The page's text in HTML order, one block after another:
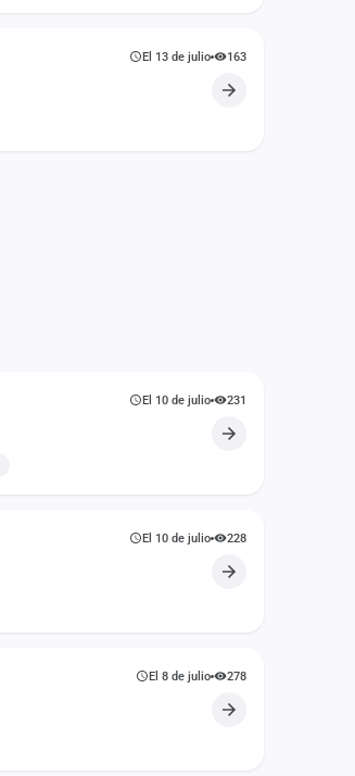
El 13 de julio 163
El 10 de julio 231
El 10 de julio 228
El 8 de julio 278